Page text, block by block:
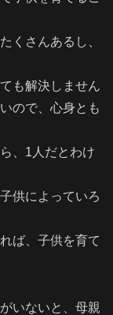
くさんあるし、
も解決しません
ので、心身とも
、1人だとわけ
供によっていろ
ば、子供を育て
いないと、母親